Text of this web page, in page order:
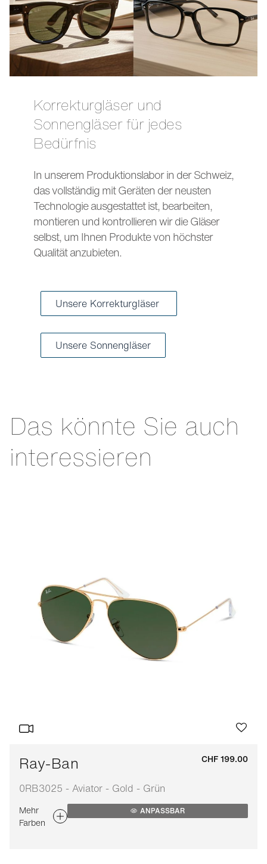
Korrekturgläser und
Sonnengläser für jedes
Bedürfnis
In unserem Produktionslabor in der Schweiz,
das vollständig mit Geräten der neusten
Technologie ausgestattet ist, bearbeiten,
montieren und kontrollieren wir die Gläser
selbst, um Ihnen Produkte von höchster
Qualität anzubieten.
Unsere Korrekturgläser
Unsere Sonnengläser
Das könnte Sie auch
interessieren
Ray-Ban
0RB3025 - Aviator - Gold - Grün
CHF 199.00
Mehr
Farben
ANPASSBAR